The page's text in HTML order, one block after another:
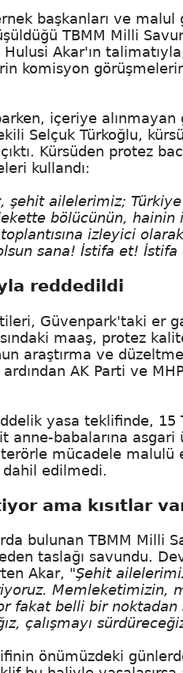
başkanları ve
TBMM Milli
Hulusi Akar'ın
komisyon
içeriye alınmayan
Selçuk Türkoğlu,
Kürsüden protez
kullandı:
şehit ailelerimiz;
bölücünün,
izleyici olarak
sana! İstifa et!
reddedildi
Güvenpark'taki er
maaş, protez
araştırma ve
AK Parti ve
yasa teklifinde, 15
anne-babalarına
mücadele malulü
dahil edilmedi.
ama kısıtlar
bulunan TBMM Milli
taslağı savundu.
Akar, "Şehit
Memleketimizin,
fakat belli bir noktadan
çalışmayı
önümüzdeki